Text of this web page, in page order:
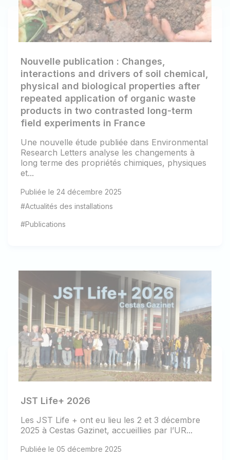
Nouvelle publication : Changes,
interactions and drivers of soil chemical,
physical and biological properties after
repeated application of organic waste
products in two contrasted long-term
field experiments in France
Une nouvelle étude publiée dans Environmental
Research Letters analyse les changements à
long terme des propriétés chimiques, physiques
et...
Publiée le 24 décembre 2025
#Actualités des installations
#Publications
JST Life+ 2026
Les JST Life + ont eu lieu les 2 et 3 décembre
2025 à Cestas Gazinet, accueillies par l’UR...
Publiée le 05 décembre 2025